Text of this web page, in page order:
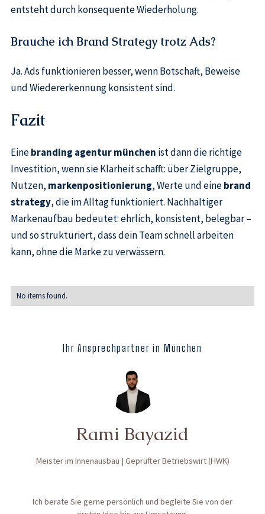
entsteht durch konsequente Wiederholung.
Brauche ich Brand Strategy trotz Ads?
Ja. Ads funktionieren besser, wenn Botschaft, Beweise
und Wiedererkennung konsistent sind.
Fazit
Einebranding agentur münchen ist dann die richtige
Investition, wenn sie Klarheit schafft: über Zielgruppe,
Nutzen, markenpositionierung, Werte und einebrand
strategy, die im Alltag funktioniert. Nachhaltiger
Markenaufbau bedeutet: ehrlich, konsistent, belegbar –
und so strukturiert, dass dein Team schnell arbeiten
kann, ohne die Marke zu verwässern.
No items found.
Ihr Ansprechpartner in München
Rami Bayazid
Meister im Innenausbau | Geprüfter Betriebswirt (HWK)
Ich berate Sie gerne persönlich und begleite Sie von der